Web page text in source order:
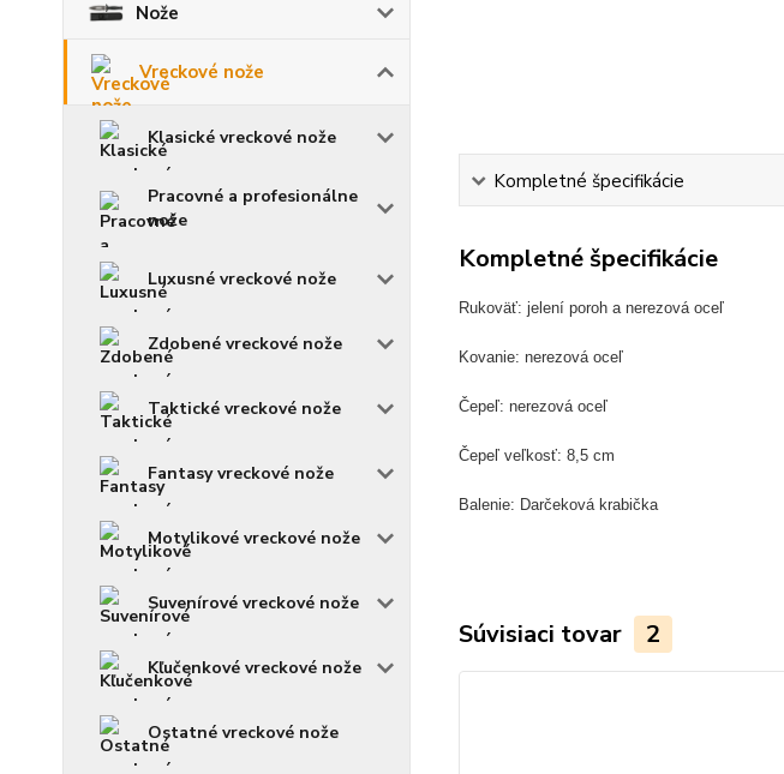
Nože
Vreckové nože
Klasické vreckové nože
Pracovné a profesionálne
nože
Luxusné vreckové nože
Zdobené vreckové nože
Taktické vreckové nože
Fantasy vreckové nože
Motylikové vreckové nože
Suvenírové vreckové nože
Kľučenkové vreckové nože
Ostatné vreckové nože
Kompletné špecifikácie
Kompletné špecifikácie
Rukoväť: jelení poroh a nerezová oceľ
Kovanie: nerezová oceľ
Čepeľ: nerezová oceľ
Čepeľ veľkosť: 8,5 cm
Balenie: Darčeková krabička
Súvisiaci tovar 2